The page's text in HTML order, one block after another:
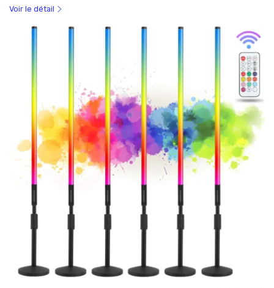
Voir le détail